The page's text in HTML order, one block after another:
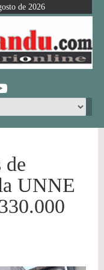
de 2026
de
UNNE